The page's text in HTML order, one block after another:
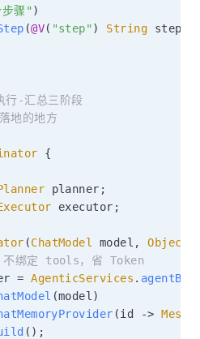
骤" )
(@V( "step" ) String step
-汇总三阶段
地的地方
{
planner ;
executor ;
(ChatModel model , Object
绑定 tools，省 Token
= AgenticServices .
(model )
(id ->
( ) ;